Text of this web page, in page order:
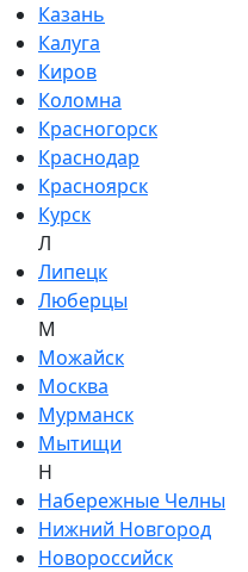
Казань
Калуга
Киров
Коломна
Красногорск
Краснодар
Красноярск
Курск
Л
Липецк
Люберцы
М
Можайск
Москва
Мурманск
Мытищи
Н
Набережные Челны
Нижний Новгород
Новороссийск